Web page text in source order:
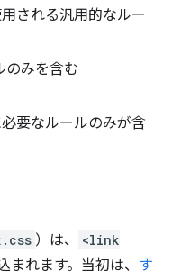
される汎用的なルー
のみを含む
要なルールのみが含
）は、
<link
れます。当初は、 す